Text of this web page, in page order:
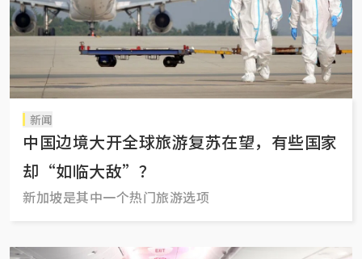
新闻
中国边境大开全球旅游复苏在望，有些国家
却“如临大敌”？
新加坡是其中一个热门旅游选项